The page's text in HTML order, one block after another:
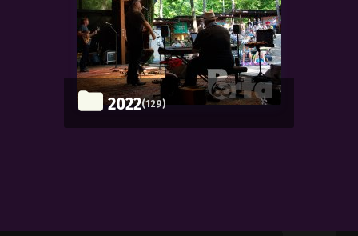
2022(129)